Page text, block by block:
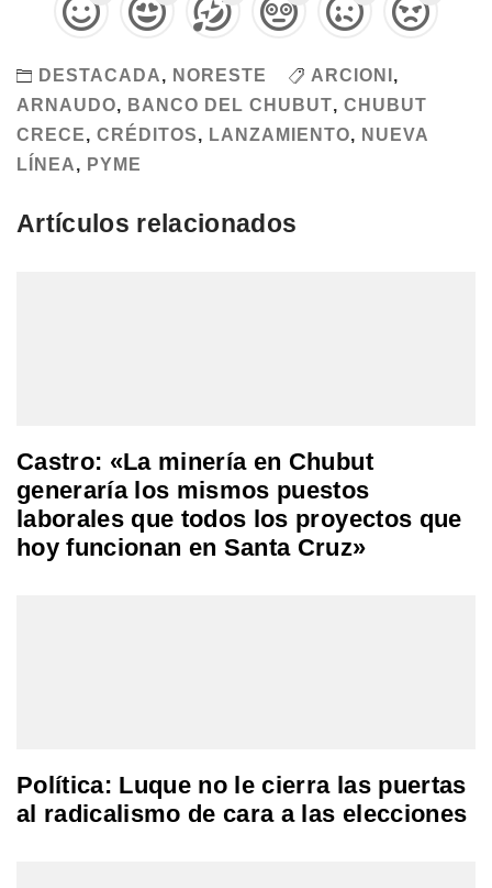
DESTACADA, NORESTE ARCIONI ,
ARNAUDO, BANCO DEL CHUBUT, CHUBUT
CRECE, CRÉDITOS, LANZAMIENTO, NUEVA
LÍNEA, PYME
Artículos relacionados
Castro: «La minería en Chubut
generaría los mismos puestos
laborales que todos los proyectos que
hoy funcionan en Santa Cruz»
Política: Luque no le cierra las puertas
al radicalismo de cara a las elecciones